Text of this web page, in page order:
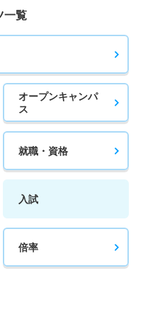
一覧
オープンキャンパ
ス
就職・資格
入試
倍率